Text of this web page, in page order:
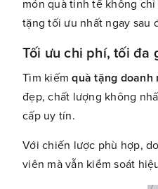
món quà tinh tế không
tặng tối ưu nhất ngay sau
Tối ưu chi phí, tối đa
Tìm kiếmquà tặng doanh
đẹp, chất lượng không
cấp uy tín.
Với chiến lược phù hợp,
viên mà vẫn kiểm soát